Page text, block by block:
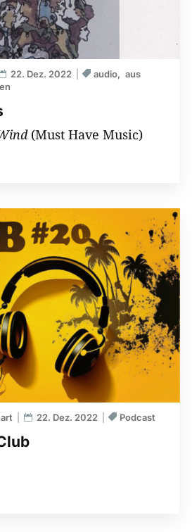
22. Dez. 2022 audio
aus
(Must Have Music)
22. Dez. 2022 Podcast